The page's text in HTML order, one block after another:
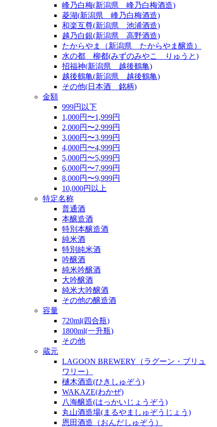
峰乃白梅(新潟県 峰乃白梅酒造)
菱湖(新潟県 峰乃白梅酒造)
和楽互尊(新潟県 池浦酒造)
越乃白銀(新潟県 高野酒造)
たからやま（新潟県 たからやま醸造）
水の都 柳都(みずのみやこ りゅうと)
招福神(新潟県 越後鶴亀)
越後鶴亀(新潟県 越後鶴亀)
その他(日本酒 銘柄)
金額
999円以下
1,000円〜1,999円
2,000円〜2,999円
3,000円〜3,999円
4,000円〜4,999円
5,000円〜5,999円
6,000円〜7,999円
8,000円〜9,999円
10,000円以上
特定名称
普通酒
本醸造酒
特別本醸造酒
純米酒
特別純米酒
吟醸酒
純米吟醸酒
大吟醸酒
純米大吟醸酒
その他の醸造酒
容量
720ml(四合瓶)
1800ml(一升瓶)
その他
蔵元
LAGOON BREWERY（ラグーン・ブリュ
ワリー）
樋木酒造(ひきしゅぞう)
WAKAZE(わかぜ)
八海醸造(はっかいじょうぞう)
丸山酒造場(まるやましゅぞうじょう)
恩田酒造（おんだしゅぞう）